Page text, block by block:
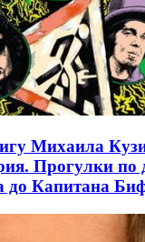
Михаила
Прогулки по
до Капитана